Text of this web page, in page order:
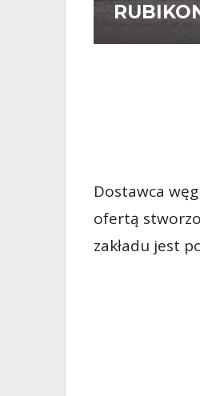
Dostawca
ofertą
zakładu jest